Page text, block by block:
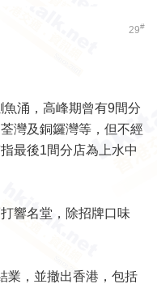
29#
涌，高峰期曾有9間分
灣及銅鑼灣等，但不經
最後1間分店為上水中
響名堂，除招牌口味
業，並撤出香港，包括